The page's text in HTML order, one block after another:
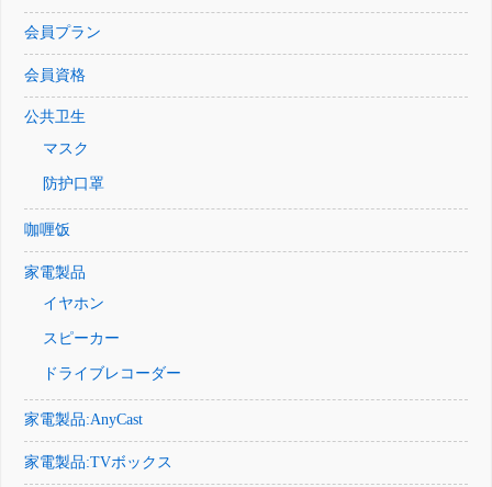
会員プラン
会員資格
公共卫生
マスク
防护口罩
咖喱饭
家電製品
イヤホン
スピーカー
ドライブレコーダー
家電製品:AnyCast
家電製品:TVボックス